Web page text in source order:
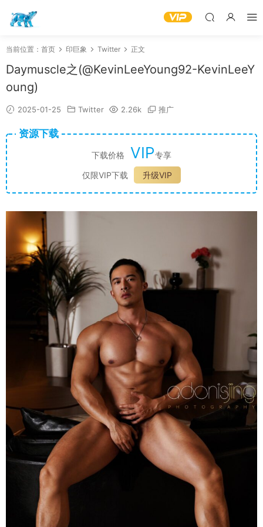
当前位置： 首页 印巨象 Twitter 正文
Daymuscle之(@KevinLeeYoung92-KevinLeeY
oung)
2025-01-25 Twitter 2.26k 推广
资源下载
下载价格 VIP专享
仅限VIP下载
升级VIP